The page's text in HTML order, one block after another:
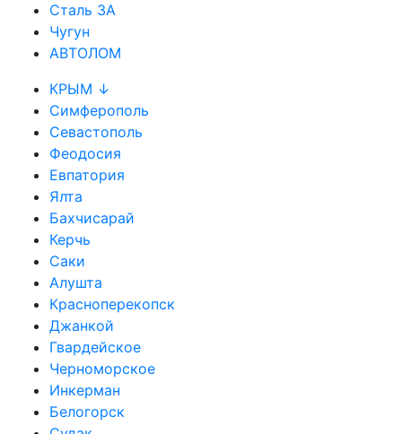
Сталь 3А
Чугун
АВТОЛОМ
КРЫМ ↓
Симферополь
Севастополь
Феодосия
Евпатория
Ялта
Бахчисарай
Керчь
Саки
Алушта
Красноперекопск
Джанкой
Гвардейское
Черноморское
Инкерман
Белогорск